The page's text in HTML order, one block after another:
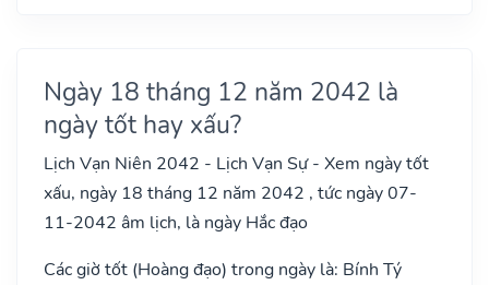
Ngày 18 tháng 12 năm 2042 là
ngày tốt hay xấu?
Lịch Vạn Niên 2042 - Lịch Vạn Sự - Xem ngày tốt
xấu, ngày 18 tháng 12 năm 2042 , tức ngày 07-
11-2042 âm lịch, là ngày Hắc đạo
Các giờ tốt (Hoàng đạo) trong ngày là: Bính Tý